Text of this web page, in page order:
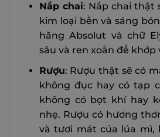
Nắp chai: Nắp chai thật
kim loại bền và sáng
hãng Absolut và chữ
sâu và ren xoắn để khớp
Rượu: Rượu thật sẽ có
không đục hay có tạp
không có bọt khí hay
nhẹ. Rượu có hương
và tươi mát của lúa mì,